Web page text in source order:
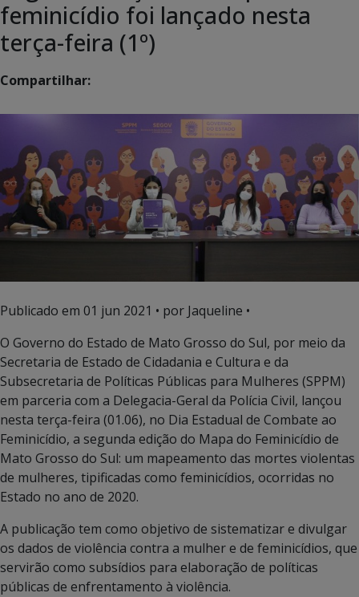
feminicídio foi lançado nesta
terça-feira (1º)
Compartilhar:
Publicado em 01 jun 2021 • por Jaqueline •
O Governo do Estado de Mato Grosso do Sul, por meio da
Secretaria de Estado de Cidadania e Cultura e da
Subsecretaria de Políticas Públicas para Mulheres (SPPM)
em parceria com a Delegacia-Geral da Polícia Civil, lançou
nesta terça-feira (01.06), no Dia Estadual de Combate ao
Feminicídio, a segunda edição do Mapa do Feminicídio de
Mato Grosso do Sul: um mapeamento das mortes violentas
de mulheres, tipificadas como feminicídios, ocorridas no
Estado no ano de 2020.
A publicação tem como objetivo de sistematizar e divulgar
os dados de violência contra a mulher e de feminicídios, que
servirão como subsídios para elaboração de políticas
públicas de enfrentamento à violência.